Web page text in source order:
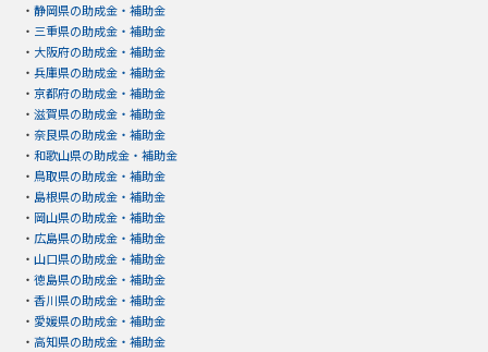
・ 静岡県の助成金・補助金
・ 三重県の助成金・補助金
・ 大阪府の助成金・補助金
・ 兵庫県の助成金・補助金
・ 京都府の助成金・補助金
・ 滋賀県の助成金・補助金
・ 奈良県の助成金・補助金
・ 和歌山県の助成金・補助金
・ 鳥取県の助成金・補助金
・ 島根県の助成金・補助金
・ 岡山県の助成金・補助金
・ 広島県の助成金・補助金
・ 山口県の助成金・補助金
・ 徳島県の助成金・補助金
・ 香川県の助成金・補助金
・ 愛媛県の助成金・補助金
・ 高知県の助成金・補助金